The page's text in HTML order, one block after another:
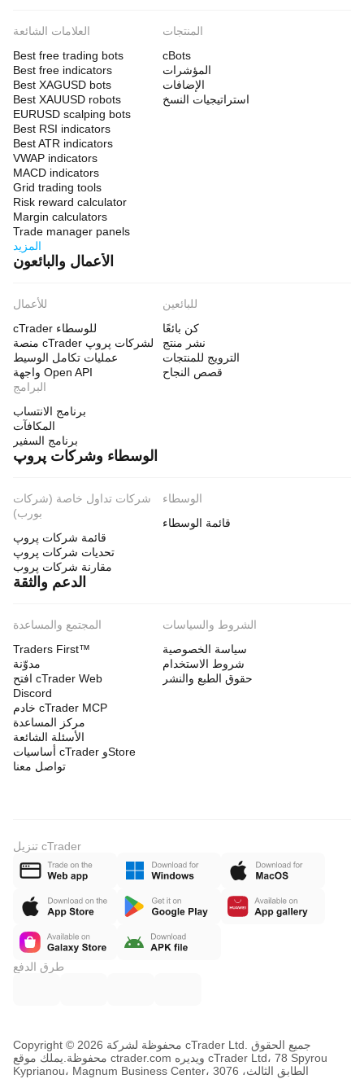
العلامات الشائعة
Best free trading bots
Best free indicators
Best XAGUSD bots
Best XAUUSD robots
EURUSD scalping bots
Best RSI indicators
Best ATR indicators
VWAP indicators
MACD indicators
Grid trading tools
Risk reward calculator
Margin calculators
Trade manager panels
المزيد
المنتجات
cBots
المؤشرات
الإضافات
استراتيجيات النسخ
الأعمال والبائعون
للأعمال
cTrader للوسطاء
منصة cTrader لشركات پروپ
عمليات تكامل الوسيط
واجهة Open API
للبائعين
كن بائعًا
نشر منتج
الترويج للمنتجات
قصص النجاح
البرامج
برنامج الانتساب
المكافآت
برنامج السفير
الوسطاء وشركات پروپ
شركات تداول خاصة (شركات
بورب)
قائمة شركات پروپ
تحديات شركات پروپ
مقارنة شركات پروب
الوسطاء
قائمة الوسطاء
الدعم والثقة
المجتمع والمساعدة
Traders First™
مدوّنة
افتح cTrader Web
Discord
خادم cTrader MCP
مركز المساعدة
الأسئلة الشائعة
أساسيات cTrader وStore
تواصل معنا
الشروط والسياسات
سياسة الخصوصية
شروط الاستخدام
حقوق الطبع والنشر
تنزيل cTrader
طرق الدفع
Copyright © محفوظة لشركة 2026 cTrader Ltd. جميع الحقوق
محفوظة. يملك موقع ctrader.com ويديره cTrader Ltd، 78 Spyrou
Kyprianou، Magnum Business Center، الطابق الثالث، 3076